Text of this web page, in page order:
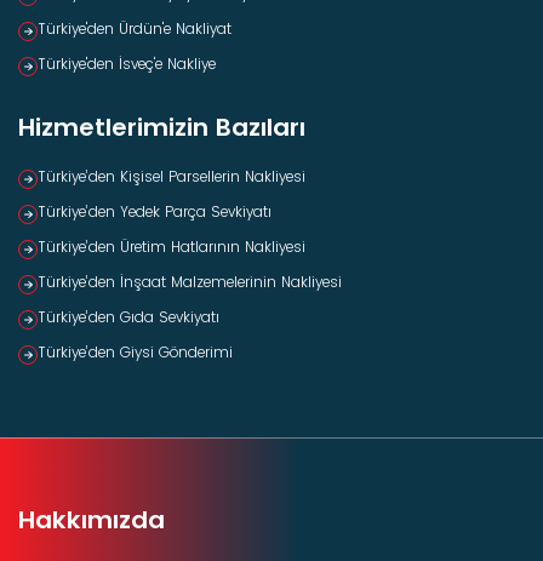
Türkiye'den Ürdün'e Nakliyat
Türkiye'den İsveç'e Nakliye
Hizmetlerimizin Bazıları
Türkiye’den Kişisel Parsellerin Nakliyesi
Türkiye’den Yedek Parça Sevkiyatı
Türkiye’den Üretim Hatlarının Nakliyesi
Türkiye’den İnşaat Malzemelerinin Nakliyesi
Türkiye’den Gıda Sevkiyatı
Türkiye’den Giysi Gönderimi
Hakkımızda